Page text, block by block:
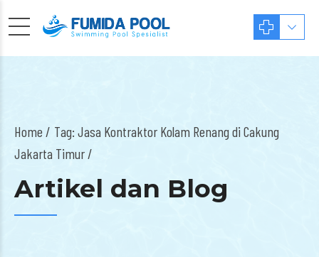
Home
Tag: Jasa Kontraktor Kolam Renang di Cakung
Jakarta Timur /
Artikel dan Blog